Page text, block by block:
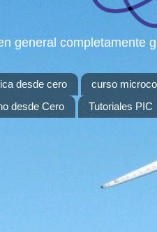
general
desde cero curso
desde Cero Tutoriales PIC